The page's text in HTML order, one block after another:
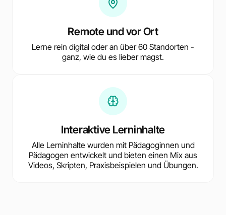
Remote und vor Ort
Lerne rein digital oder an über 60 Standorten -
ganz, wie du es lieber magst.
Interaktive Lerninhalte
Alle Lerninhalte wurden mit Pädagoginnen und
Pädagogen entwickelt und bieten einen Mix aus
Videos, Skripten, Praxisbeispielen und Übungen.